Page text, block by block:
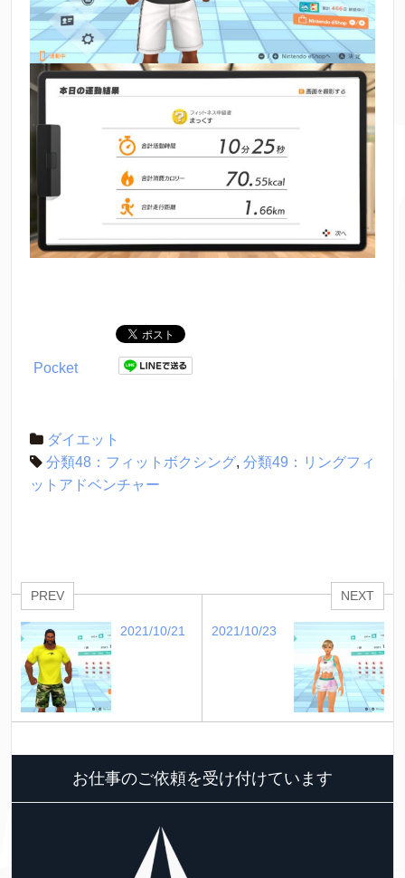
Pocket
ダイエット
分類48：フィットボクシング, 分類49：リングフィ
ットアドベンチャー
PREV
2021/10/21
NEXT
2021/10/23
お仕事のご依頼を受け付けています